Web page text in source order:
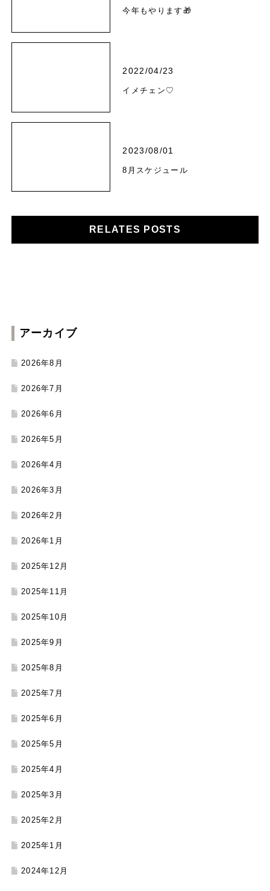
今年もやります🎁
2022/04/23
イメチェン♡
2023/08/01
8月スケジュール
RELATES POSTS
アーカイブ
2026年8月
2026年7月
2026年6月
2026年5月
2026年4月
2026年3月
2026年2月
2026年1月
2025年12月
2025年11月
2025年10月
2025年9月
2025年8月
2025年7月
2025年6月
2025年5月
2025年4月
2025年3月
2025年2月
2025年1月
2024年12月